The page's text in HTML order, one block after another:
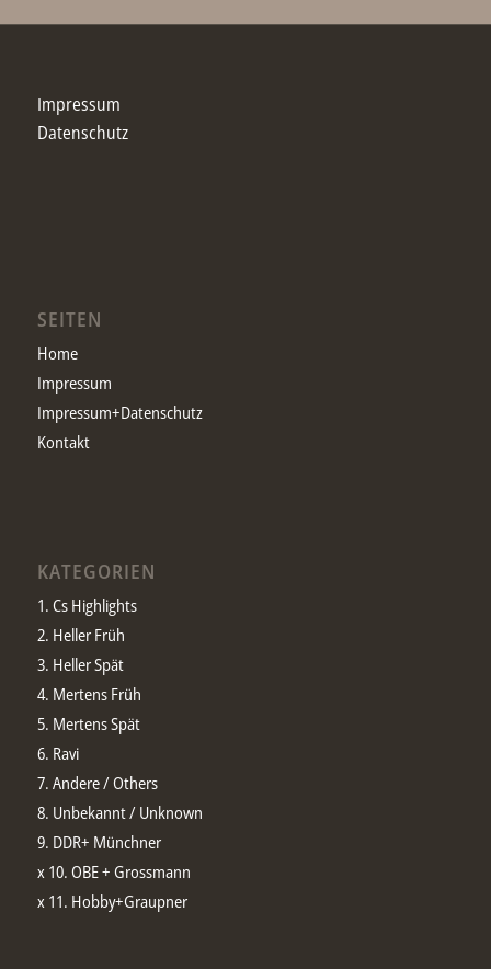
Impressum
Datenschutz
SEITEN
Home
Impressum
Impressum+Datenschutz
Kontakt
KATEGORIEN
1. Cs Highlights
2. Heller Früh
3. Heller Spät
4. Mertens Früh
5. Mertens Spät
6. Ravi
7. Andere / Others
8. Unbekannt / Unknown
9. DDR+ Münchner
x 10. OBE + Grossmann
x 11. Hobby+Graupner